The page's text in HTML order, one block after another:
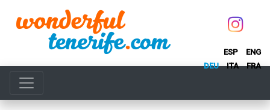
ESP
ENG
DEU
ITA FRA